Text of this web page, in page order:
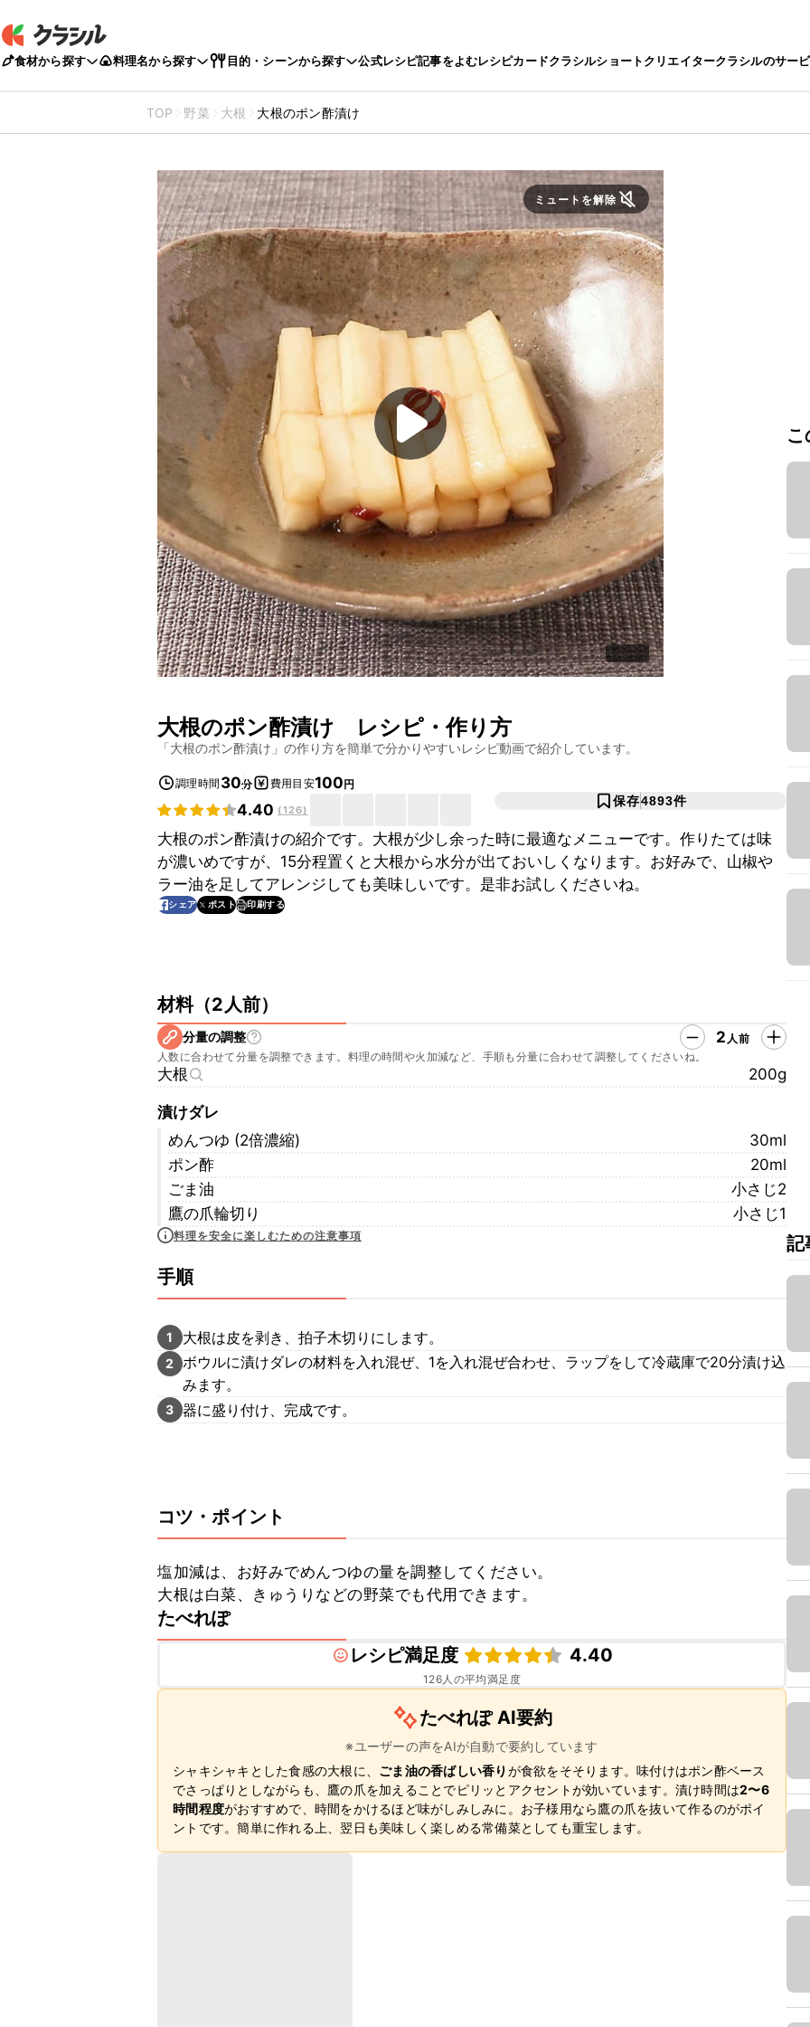
食材から探す 料理名から探す 目的・シーンから探す 公式レシピ記事をよむレシピカードクラシルショートクリエイタークラシルのサー
TOP 野菜 大根 大根のポン酢漬け
ミュートを解除
大根のポン酢漬け レシピ・作り方
「大根のポン酢漬け 」の作り方を簡単で分かりやすいレシピ動画で紹介しています。
調理時間 30分 費用目安100円
4.40 (126)
保存4893件
大根のポン酢漬けの紹介です。大根が少し余った時に最適なメニューです。作りたては味
が濃いめですが、15分程置くと大根から水分が出ておいしくなります。お好みで、山椒や
ラー油を足してアレンジしても美味しいです。是非お試しくださいね。
シェア ポスト 印刷する
材料（2人前）
分量の調整 2 人前
人数に合わせて分量を調整できます。料理の時間や火加減など、手順も分量に合わせて調整してくださいね。
大根 200g
漬けダレ
めんつゆ (2倍濃縮)
30ml
ポン酢
20ml
ごま油
小さじ2
鷹の爪輪切り
小さじ1
料理を安全に楽しむための注意事項
手順
1 大根は皮を剥き、拍子木切りにします。
2
ボウルに漬けダレの材料を入れ混ぜ、1を入れ混ぜ合わせ、ラップをして冷蔵庫で20分漬け込
みます。
3 器に盛り付け、完成です。
コツ・ポイント
塩加減は、お好みでめんつゆの量を調整してください。
大根は白菜、きゅうりなどの野菜でも代用できます。
たべれぽ
レシピ満足度
4.40
126人の平均満足度
たべれぽ AI要約
※ユーザーの声をAIが自動で要約しています
シャキシャキとした食感の大根に、 ごま油の香ばしい香り が食欲をそそります。味付けはポン酢ベース
でさっぱりとしながらも、鷹の爪を加えることでピリッとアクセントが効いています。漬け時間は2〜6
時間程度がおすすめで、時間をかけるほど味がしみしみに。お子様用なら鷹の爪を抜いて作るのがポイ
ントです。簡単に作れる上、翌日も美味しく楽しめる常備菜としても重宝します。
記